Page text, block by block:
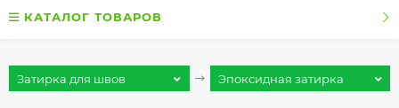
КАТАЛОГ ТОВАРОВ
Затирка для швов Эпоксидная затирка